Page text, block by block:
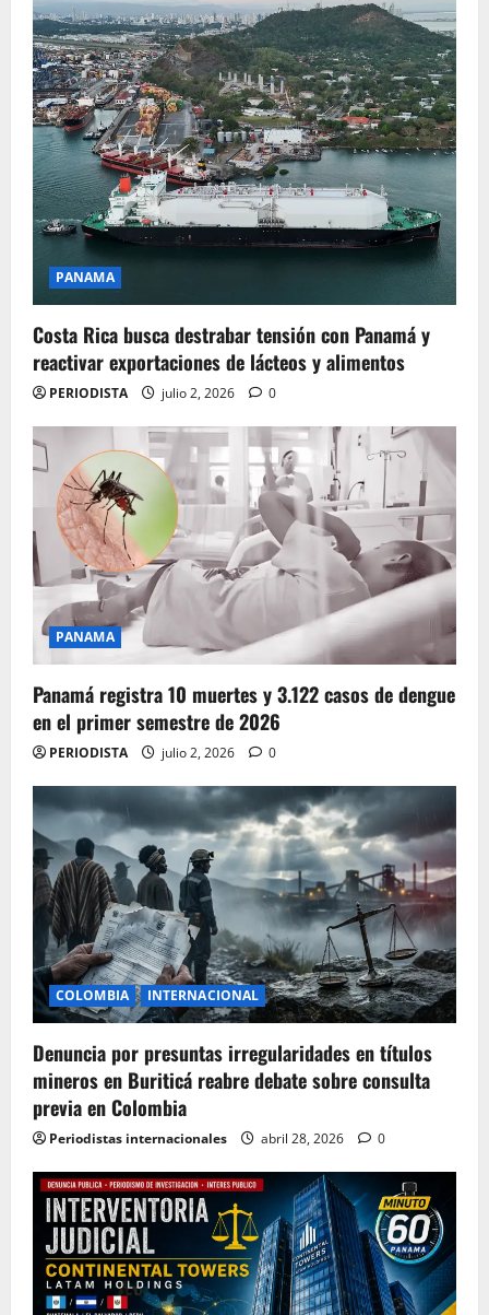
PANAMA
Costa Rica busca destrabar tensión con Panamá y
reactivar exportaciones de lácteos y alimentos
PERIODISTA julio 2, 2026 0
PANAMA
Panamá registra 10 muertes y 3.122 casos de dengue
en el primer semestre de 2026
PERIODISTA julio 2, 2026 0
COLOMBIA INTERNACIONAL
Denuncia por presuntas irregularidades en títulos
mineros en Buriticá reabre debate sobre consulta
previa en Colombia
Periodistas internacionales abril 28, 2026 0